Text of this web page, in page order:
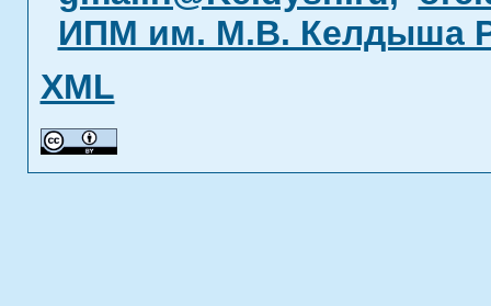
ИПМ им. М.В. Келдыша
XML